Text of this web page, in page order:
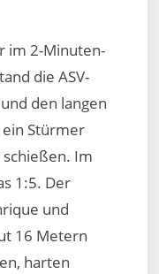
im 2-Minuten-
die ASV-
den langen
Stürmer
Im
1:5. Der
und
16 Metern
harten